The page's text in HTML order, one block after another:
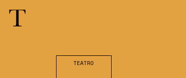
TEATRO